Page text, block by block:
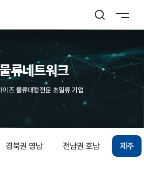
물류네트워크
이즈 물류대행전문 초일류 기 업
경북권 영남 전남권 호남 제주